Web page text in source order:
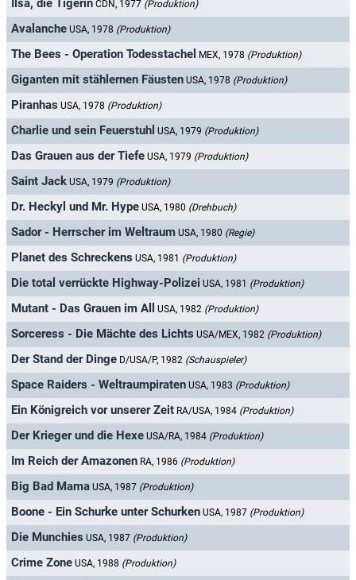
Ilsa, die Tigerin CDN, 1977 (Produktion)
Avalanche USA, 1978 (Produktion)
The Bees - Operation Todesstachel MEX, 1978 (Produktion)
Giganten mit stählernen Fäusten USA, 1978 (Produktion)
Piranhas USA, 1978 (Produktion)
Charlie und sein Feuerstuhl USA, 1979 (Produktion)
Das Grauen aus der Tiefe USA, 1979 (Produktion)
Saint Jack USA, 1979 (Produktion)
Dr. Heckyl und Mr. Hype USA, 1980 (Drehbuch)
Sador - Herrscher im Weltraum USA, 1980 (Regie)
Planet des Schreckens USA, 1981 (Produktion)
Die total verrückte Highway-Polizei USA, 1981 (Produktion)
Mutant - Das Grauen im All USA, 1982 (Produktion)
Sorceress - Die Mächte des Lichts USA/MEX, 1982 (Produktion)
Der Stand der Dinge D/USA/P, 1982 (Schauspieler)
Space Raiders - Weltraumpiraten USA, 1983 (Produktion)
Ein Königreich vor unserer Zeit RA/USA, 1984 (Produktion)
Der Krieger und die Hexe USA/RA, 1984 (Produktion)
Im Reich der Amazonen RA, 1986 (Produktion)
Big Bad Mama USA, 1987 (Produktion)
Boone - Ein Schurke unter Schurken USA, 1987 (Produktion)
Die Munchies USA, 1987 (Produktion)
Crime Zone USA, 1988 (Produktion)